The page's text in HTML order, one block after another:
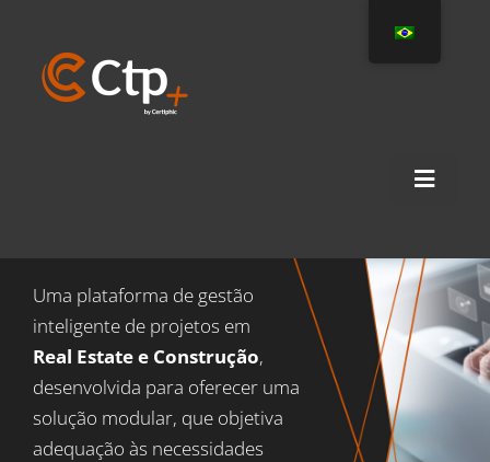
conteúdo
Toggle
SERVIÇOS
PROJETOS
CLIENTES
Uma plataforma de gestão
inteligente de projetos em
Real Estate e Construção,
desenvolvida para oferecer uma
solução modular, que objetiva
adequação às necessidades